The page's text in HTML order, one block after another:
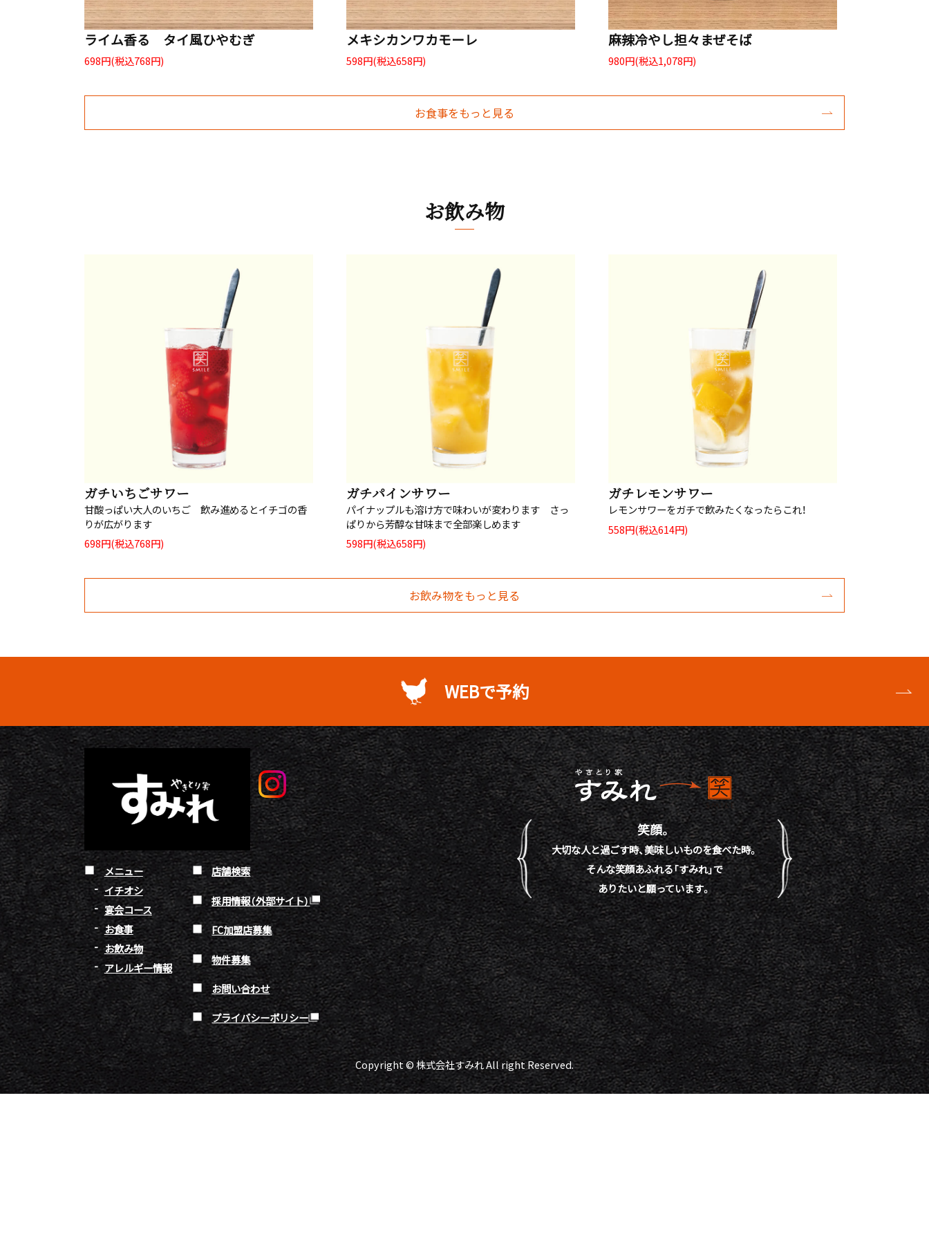
ライム香る タイ風ひやむぎ
698円(税込768円)
メキシカンワカモーレ
598円(税込658円)
麻辣冷やし担々まぜそば
980円(税込1,078円)
お食事をもっと見る
お飲み物
ガチいちごサワー
甘酸っぱい大人のいちご 飲み進めるとイチゴの香
りが広がります
698円(税込768円)
ガチパインサワー
パイナップルも溶け方で味わいが変わります さっ
ぱりから芳醇な甘味まで全部楽しめます
598円(税込658円)
ガチレモンサワー
レモンサワーをガチで飲みたくなったらこれ！
558円(税込614円)
お飲み物をもっと見る
WEBで予約
メニュー
イチオシ
宴会コース
お食事
お飲み物
アレルギー情報
店舗検索
採用情報（外部サイト）
FC加盟店募集
物件募集
お問い合わせ
プライバシーポリシー
笑顔。
大切な人と過ごす時、美味しいものを食べた時。
そんな笑顔あふれる「すみれ」で
ありたいと願っています。
Copyright © 株式会社すみれ All right Reserved.